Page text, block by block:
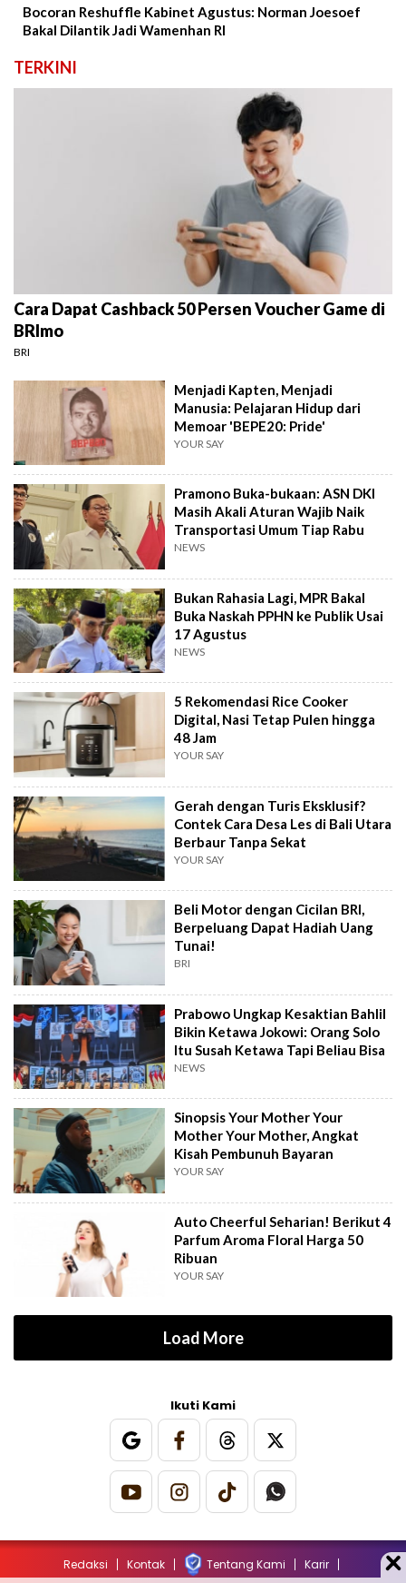
Bocoran Reshuffle Kabinet Agustus: Norman Joesoef
Bakal Dilantik Jadi Wamenhan RI
TERKINI
Cara Dapat Cashback 50 Persen Voucher Game di
BRImo
BRI
Menjadi Kapten, Menjadi
Manusia: Pelajaran Hidup dari
Memoar 'BEPE20: Pride'
YOUR SAY
Pramono Buka-bukaan: ASN DKI
Masih Akali Aturan Wajib Naik
Transportasi Umum Tiap Rabu
NEWS
Bukan Rahasia Lagi, MPR Bakal
Buka Naskah PPHN ke Publik Usai
17 Agustus
NEWS
5 Rekomendasi Rice Cooker
Digital, Nasi Tetap Pulen hingga
48 Jam
YOUR SAY
Gerah dengan Turis Eksklusif?
Contek Cara Desa Les di Bali Utara
Berbaur Tanpa Sekat
YOUR SAY
Beli Motor dengan Cicilan BRI,
Berpeluang Dapat Hadiah Uang
Tunai!
BRI
Prabowo Ungkap Kesaktian Bahlil
Bikin Ketawa Jokowi: Orang Solo
Itu Susah Ketawa Tapi Beliau Bisa
NEWS
Sinopsis Your Mother Your
Mother Your Mother, Angkat
Kisah Pembunuh Bayaran
YOUR SAY
Auto Cheerful Seharian! Berikut 4
Parfum Aroma Floral Harga 50
Ribuan
YOUR SAY
Load More
Ikuti Kami
Redaksi Kontak Tentang Kami
Karir